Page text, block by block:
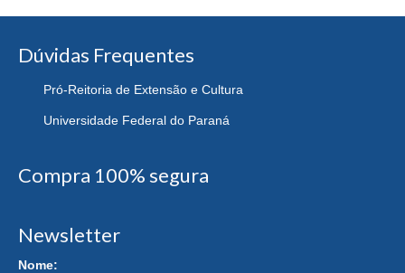
Dúvidas Frequentes
Pró-Reitoria de Extensão e Cultura
Universidade Federal do Paraná
Compra 100% segura
Newsletter
Nome: